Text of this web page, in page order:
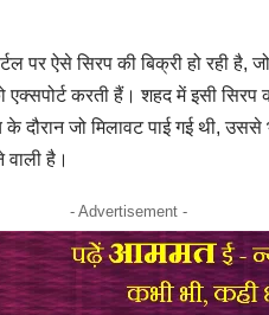
पर ऐसे सिरप की बिक्री हो रही
एक्सपोर्ट करती हैं। शहद में इसी
जो मिलावट पाई गई थी, उससे
है।
- Advertisement -